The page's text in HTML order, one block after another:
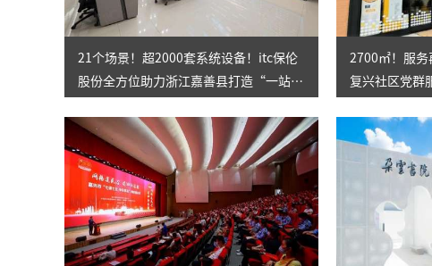
21个场景！超2000套系统设备！itc保伦
股份全方位助力浙江嘉善县打造“一站
2700㎡！服
复兴社区党群